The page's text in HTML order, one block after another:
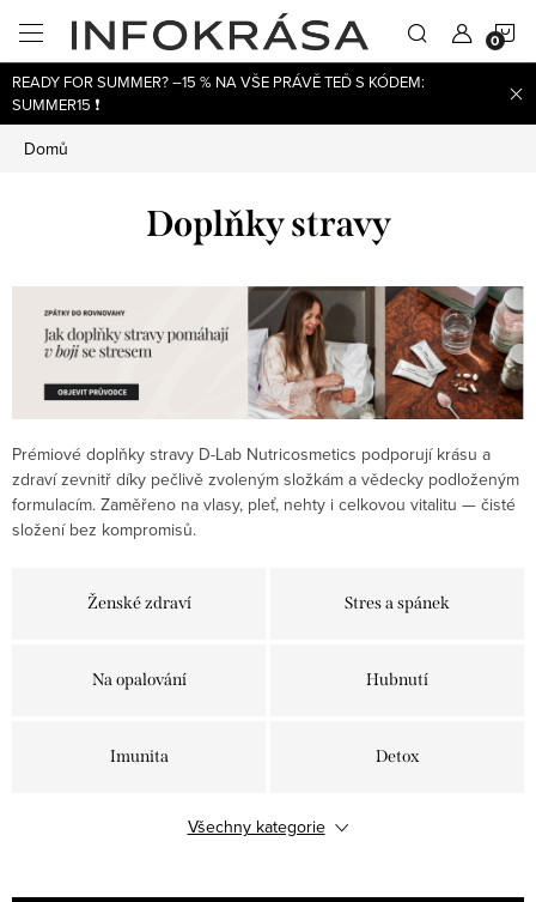
obsah
READY FOR SUMMER? –15 % NA VŠE PRÁVĚ TEĎ S KÓDEM:
SUMMER15 ❗
Domů
Doplňky stravy
Prémiové doplňky stravy D-Lab Nutricosmetics podporují krásu a
zdraví zevnitř díky pečlivě zvoleným složkám a vědecky podloženým
formulacím. Zaměřeno na vlasy, pleť, nehty i celkovou vitalitu — čisté
složení bez kompromisů.
Ženské zdraví Stres a spánek
Na opalování Hubnutí
Imunita Detox
Plet', vlasy a nehty
Všechny kategorie